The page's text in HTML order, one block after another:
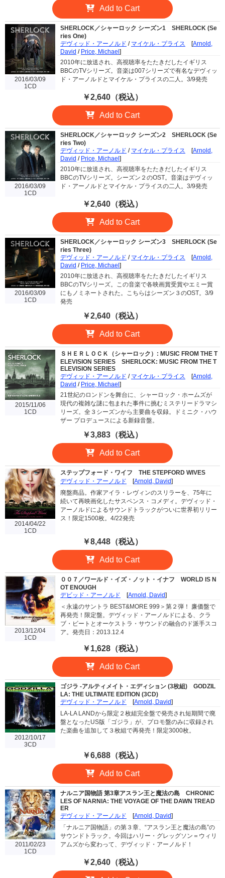
Add to Cart
2016/03/09
1CD
SHERLOCK／シャーロック シーズン1
SHERLOCK (Se
ries One)
デヴィッド・アーノルド / マイケル・プライス [Arnold,
David / Price, Michael ]
2010年に放送され、高視聴率をたたきだしたイギリス
BBCのTVシリーズ。音楽は007シリーズで有名なデヴィッ
ド・アーノルドとマイケル・プライスの二人。3/9発売
￥2,640（税込）
Add to Cart
2016/03/09
1CD
SHERLOCK／シャーロック シーズン2
SHERLOCK (Se
ries Two)
デヴィッド・アーノルド / マイケル・プライス [Arnold,
David / Price, Michael ]
2010年に放送され、高視聴率をたたきだしたイギリス
BBCのTVシリーズ。シーズン２のOST。音楽はデヴィッ
ド・アーノルドとマイケル・プライスの二人。3/9発売
￥2,640（税込）
Add to Cart
2016/03/09
1CD
SHERLOCK／シャーロック シーズン3
SHERLOCK (Se
ries Three)
デヴィッド・アーノルド / マイケル・プライス [Arnold,
David / Price, Michael ]
2010年に放送され、高視聴率をたたきだしたイギリス
BBCのTVシリーズ。この音楽で各映画賞受賞やエミー賞
にもノミネートされた。こちらはシーズン３のOST。3/9
発売
￥2,640（税込）
Add to Cart
2015/11/06
1CD
ＳＨＥＲＬＯＣＫ（シャーロック）: MUSIC FROM THE T
ELEVISION SERIES
SHERLOCK: MUSIC FROM THE T
ELEVISION SERIES
デヴィッド・アーノルド / マイケル・プライス [Arnold,
David / Price, Michael ]
21世紀のロンドンを舞台に、シャーロック・ホームズが
現代の複雑な謎に包まれた事件に挑むミステリードラマシ
リーズ。全３シーズンから主要曲を収録。ドミニク・ハウ
ザー プロデュースによる新録音盤。
￥3,883（税込）
Add to Cart
2014/04/22
1CD
ステップフォード・ワイフ
THE STEPFORD WIVES
デヴィッド・アーノルド [Arnold, David]
廃盤商品。作家アイラ・レヴィンのスリラーを、75年に
続いて再映画化したサスペンス・コメディ。デヴィッド・
アーノルドによるサウンドトラックがついに世界初リリー
ス！限定1500枚。4/22発売
￥8,448（税込）
Add to Cart
2013/12/04
1CD
００７／ワールド・イズ・ノット・イナフ
WORLD IS N
OT ENOUGH
デビッド・アーノルド [Arnold, David]
＜永遠のサントラ BEST&MORE 999＞第２弾！ 廉価盤で
再発売！限定盤。デヴィッド・アーノルドによる、クラ
ブ・ビートとオーケストラ・サウンドの融合のド派手スコ
ア。発売日：2013.12.4
￥1,628（税込）
Add to Cart
2012/10/17
3CD
ゴジラ -アルティメイト・エディション (3枚組)
GODZIL
LA: THE ULTIMATE EDITION (3CD)
デヴィッド・アーノルド [Arnold, David]
LA-LA LANDから限定２枚組完全盤で発売され短期間で廃
盤となったUS版「ゴジラ」が、プロモ盤のみに収録され
た楽曲を追加して３枚組で再発売！限定3000枚。
￥6,688（税込）
Add to Cart
2011/02/23
1CD
ナルニア国物語 第3章アスラン王と魔法の島
CHRONIC
LES OF NARNIA: THE VOYAGE OF THE DAWN TREAD
ER
デヴィッド・アーノルド [Arnold, David]
「ナルニア国物語」の第３章、“アスラン王と魔法の島”の
サウンドトラック。今回はハリー・グレッグソン＝ウィリ
アムズから変わって、デヴィッド・アーノルド！
￥2,640（税込）